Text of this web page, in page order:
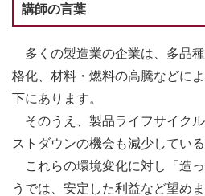
講師の言葉
多くの製造業の企業は、多品
格化、材料・燃料の高騰などに
下にあります。
そのうえ、製品ライフサイク
ストダウンの機会も減少している
これらの環境変化に対し「造
うでは、安定した利益など望めま